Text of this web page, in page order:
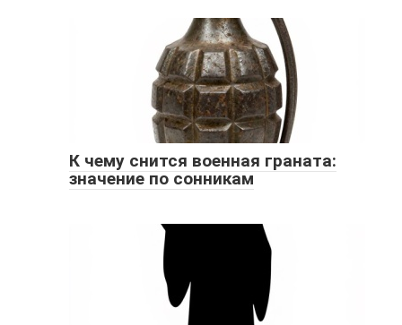
К чему снится военная граната:
значение по сонникам